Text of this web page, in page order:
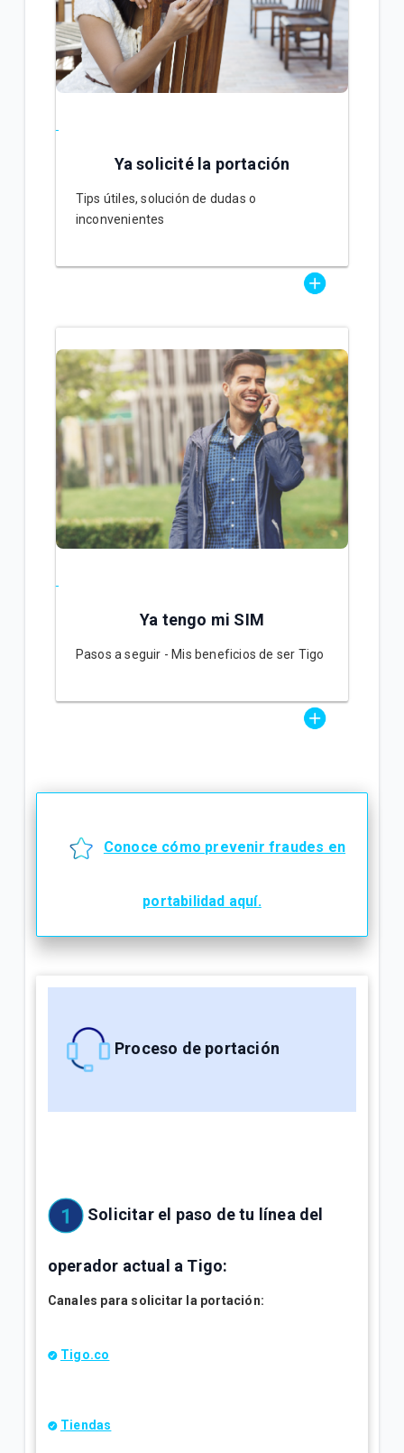
Ya solicité la portación
Tips útiles, solución de dudas o
inconvenientes
Ya tengo mi SIM
Pasos a seguir - Mis beneficios de ser Tigo
Conoce cómo prevenir fraudes en
portabilidad aquí.
Proceso de portación
Solicitar el paso de tu línea del
operador actual a Tigo:
Canales para solicitar la portación:
Tigo.co
Tiendas